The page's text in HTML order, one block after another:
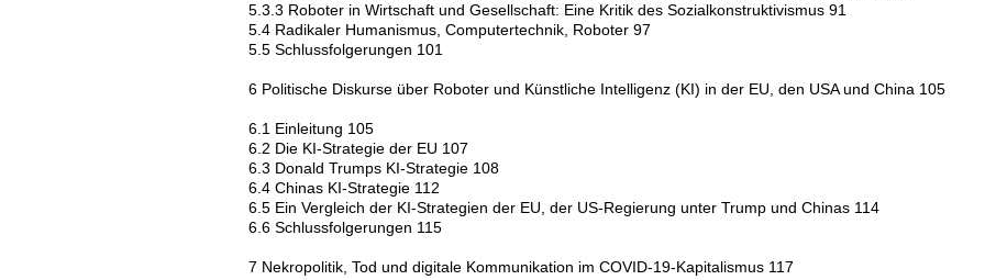
5.3.3 Roboter in Wirtschaft und Gesellschaft: Eine Kritik des Sozialkonstruktivismus 91
5.4 Radikaler Humanismus, Computertechnik, Roboter 97
5.5 Schlussfolgerungen 101
6 Politische Diskurse über Roboter und Künstliche Intelligenz (KI) in der EU, den USA und China 105
6.1 Einleitung 105
6.2 Die KI-Strategie der EU 107
6.3 Donald Trumps KI-Strategie 108
6.4 Chinas KI-Strategie 112
6.5 Ein Vergleich der KI-Strategien der EU, der US-Regierung unter Trump und Chinas 114
6.6 Schlussfolgerungen 115
7 Nekropolitik, Tod und digitale Kommunikation im COVID-19-Kapitalismus 117